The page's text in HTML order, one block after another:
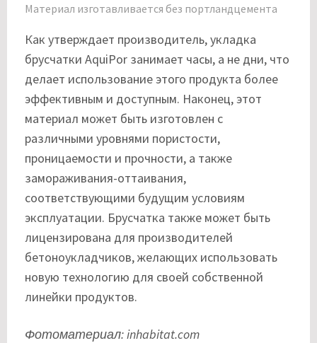
Материал изготавливается без портландцемента
Как утверждает производитель, укладка
брусчатки AquiPor занимает часы, а не дни, что
делает использование этого продукта более
эффективным и доступным. Наконец, этот
материал может быть изготовлен с
различными уровнями пористости,
проницаемости и прочности, а также
замораживания-оттаивания,
соответствующими будущим условиям
эксплуатации. Брусчатка также может быть
лицензирована для производителей
бетоноукладчиков, желающих использовать
новую технологию для своей собственной
линейки продуктов.
Фотоматериал: inhabitat.com